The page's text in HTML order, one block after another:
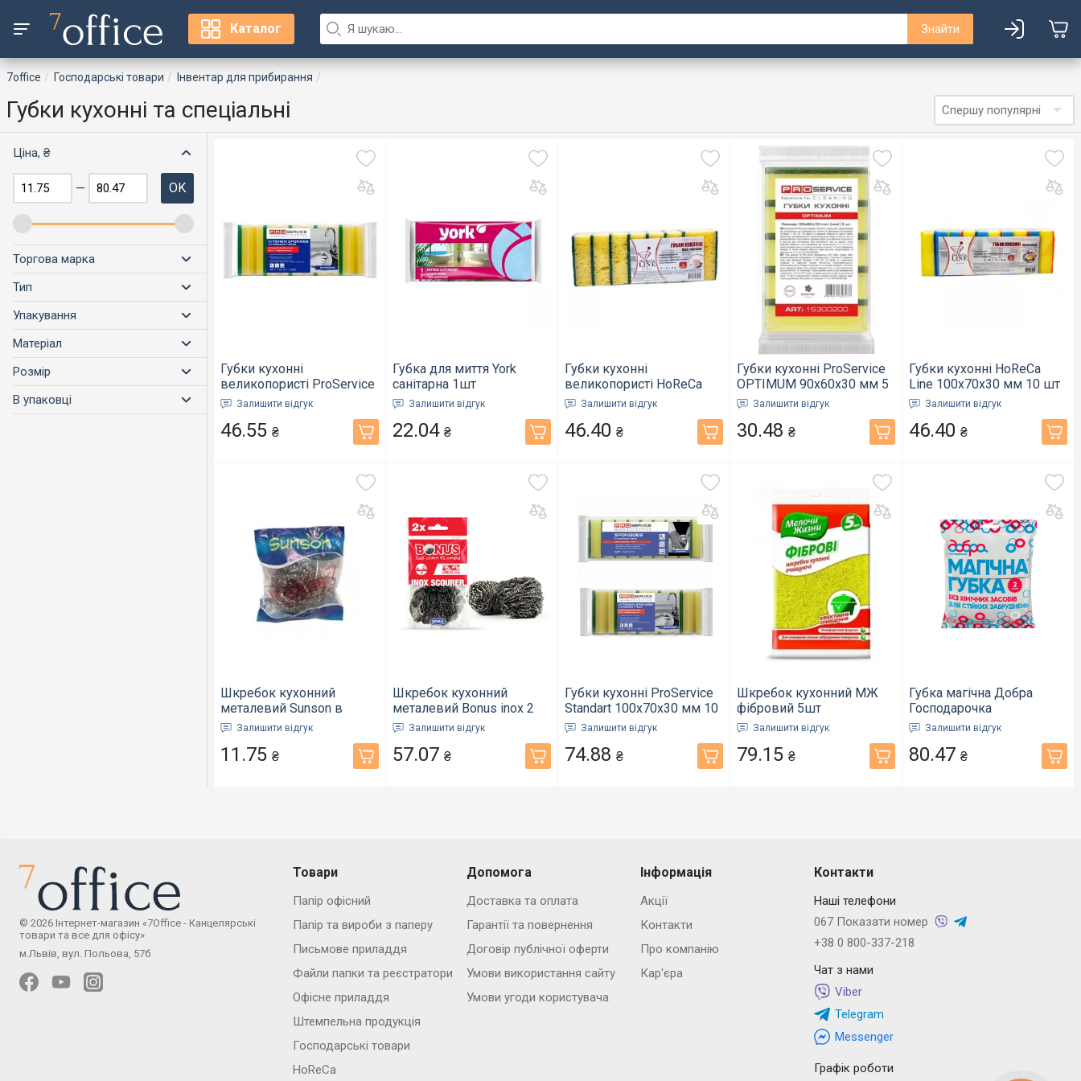
Каталог Знайти
7office Господарські товари Інвентар для прибирання
Губки кухонні та спеціальні Спершу популярні
Ціна, ₴
— OK
Торгова марка
Тип
Упакування
Матеріал
Розмір
В упаковці
Губки кухонні
великопористі ProService
Professional 100x70x35
мм 5 шт (15200000)
Залишити відгук
46.55 ₴
Губка для миття York
санітарна 1шт
135х70х43мм (004707)
Залишити відгук
22.04 ₴
Губки кухонні
великопористі HoReCa
Line 100x70x35 мм 8 шт
Залишити відгук
46.40 ₴
Губки кухонні ProService
OPTIMUM 90x60x30 мм 5
шт (15300200)
Залишити відгук
30.48 ₴
Губки кухонні HoReCa
Line 100x70x30 мм 10 шт
(009587)
Залишити відгук
46.40 ₴
Шкребок кухонний
металевий Sunson в
асортименті 1шт 65х40
Залишити відгук
11.75 ₴
Шкребок кухонний
металевий Bonus inox 2
шт/уп (6645022)
Залишити відгук
57.07 ₴
Губки кухонні ProService
Standart 100x70x30 мм 10
шт (15200100)
Залишити відгук
74.88 ₴
Шкребок кухонний МЖ
фібровий 5шт
(000060097)
Залишити відгук
79.15 ₴
Губка магічна Добра
Господарочка
120х65х30мм 2шт
Залишити відгук
80.47 ₴
Товари
Папір офісний
Папір та вироби з паперу
Письмове приладдя
Файли папки та реєстратори
Офісне приладдя
Штемпельна продукція
Господарські товари
HoReCa
Допомога
Доставка та оплата
Гарантії та повернення
Договір публічної оферти
Умови використання сайту
Умови угоди користувача
Інформація
Акції
Контакти
Про компанію
Кар'єра
Контакти
Наші телефони
067 Показати номер
+38 0 800-337-218
Чат з нами
Viber
Telegram
Messenger
Графік роботи
© 2026 Інтернет-магазин «7Office - Канцелярські
товари та все для офісу»
м.Львів, вул. Польова, 57б